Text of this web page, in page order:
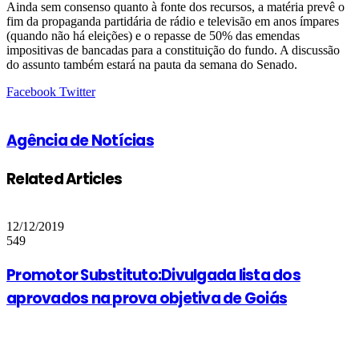
Ainda sem consenso quanto à fonte dos recursos, a matéria prevê o
fim da propaganda partidária de rádio e televisão em anos ímpares
(quando não há eleições) e o repasse de 50% das emendas
impositivas de bancadas para a constituição do fundo. A discussão
do assunto também estará na pauta da semana do Senado.
Facebook TwitterGoogle+
LinkedIn
StumbleUpon
Tumblr
Pinterest
Reddit
VKontakte
Share
Print
Agência de Notícias
Related Articles
12/12/2019
549
Promotor Substituto:Divulgada lista dos
aprovados na prova objetiva de Goiás